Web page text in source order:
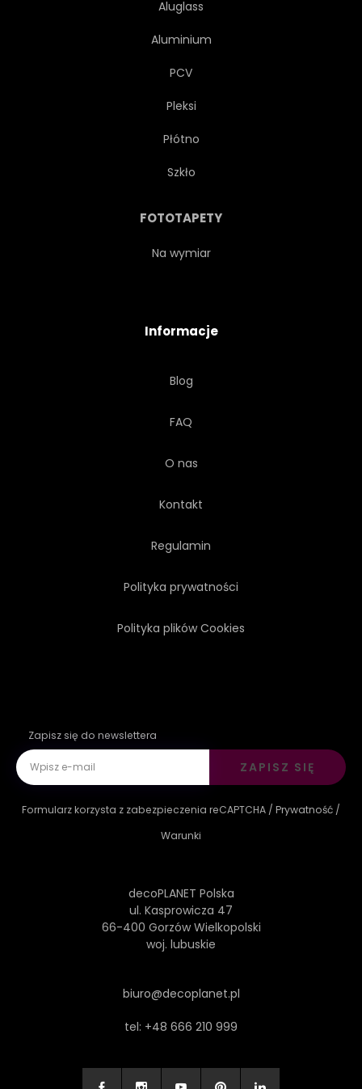
Aluglass
Aluminium
PCV
Pleksi
Płótno
Szkło
FOTOTAPETY
Na wymiar
Informacje
Blog
FAQ
O nas
Kontakt
Regulamin
Polityka prywatności
Polityka plików Cookies
Zapisz się do newslettera
ZAPISZ SIĘ
Formularz korzysta z zabezpieczenia reCAPTCHA / Prywatność /
Warunki
decoPLANET Polska
ul. Kasprowicza 47
66-400 Gorzów Wielkopolski
woj. lubuskie
biuro@decoplanet.pl
tel: +48 666 210 999